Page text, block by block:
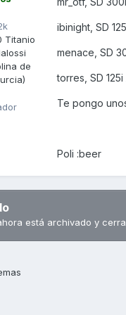
Titanio
de
ibinight, SD
menace, SD
torres, SD
Te pongo
Poli :beer
está archivado y